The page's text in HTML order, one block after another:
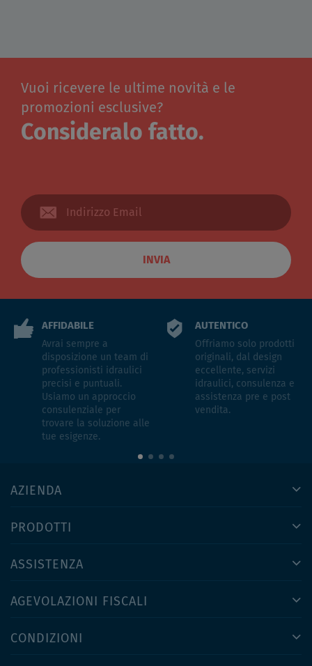
Vuoi ricevere le ultime novità e le
promozioni esclusive?
Consideralo fatto.
INVIA
AFFIDABILE
Avrai sempre a
disposizione un team di
professionisti idraulici
precisi e puntuali.
Usiamo un approccio
consulenziale per
trovare la soluzione alle
tue esigenze.
AUTENTICO
Offriamo solo prodotti
originali, dal design
eccellente, servizi
idraulici, consulenza e
assistenza pre e post
vendita.
AZIENDA
PRODOTTI
ASSISTENZA
AGEVOLAZIONI FISCALI
CONDIZIONI